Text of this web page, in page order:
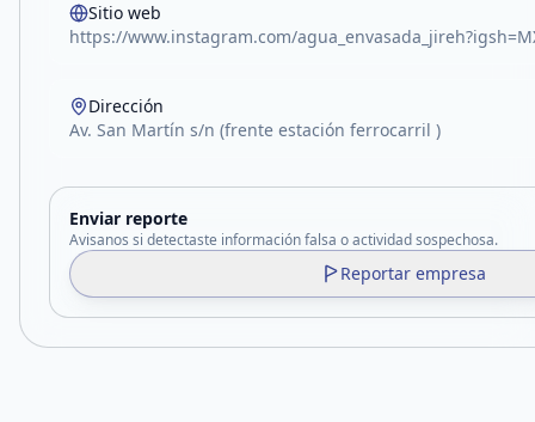
Sitio web
https://www.instagram.com/
Dirección
Av. San Martín s/n (frente estación ferrocarril )
Enviar reporte
Avisanos si detectaste información falsa o actividad sospechosa.
Reportar empresa